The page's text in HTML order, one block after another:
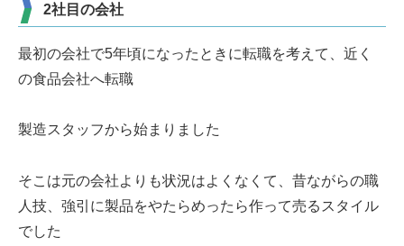
2社目の会社
最初の会社で5年頃になったときに転職を考えて、近く
の食品会社へ転職
製造スタッフから始まりました
そこは元の会社よりも状況はよくなくて、昔ながらの職
人技、強引に製品をやたらめったら作って売るスタイル
でした